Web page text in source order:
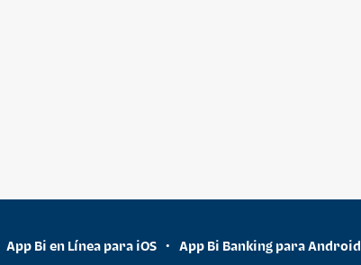
App Bi en Línea para iOS • App Bi Banking para Android